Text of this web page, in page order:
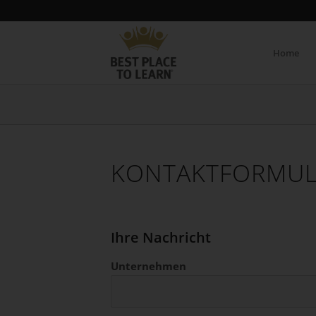
Home
Ihre Nachricht
Unternehmen